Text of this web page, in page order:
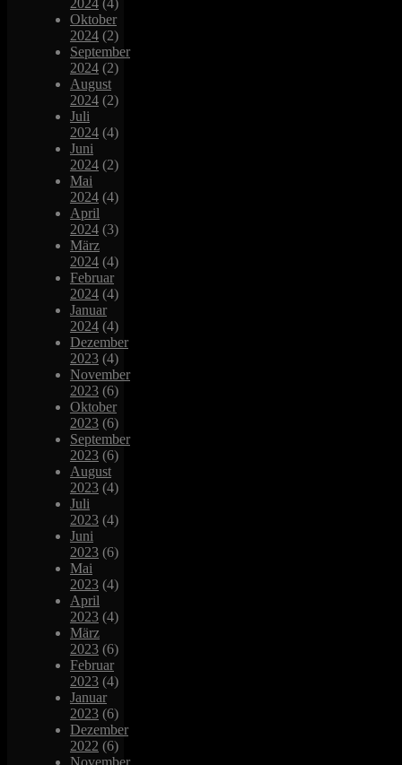
Oktober
2024 (2)
September
2024 (2)
August
2024 (2)
Juli
2024 (4)
Juni
2024 (2)
Mai
2024 (4)
April
2024 (3)
März
2024 (4)
Februar
2024 (4)
Januar
2024 (4)
Dezember
2023 (4)
November
2023 (6)
Oktober
2023 (6)
September
2023 (6)
August
2023 (4)
Juli
2023 (4)
Juni
2023 (6)
Mai
2023 (4)
April
2023 (4)
März
2023 (6)
Februar
2023 (4)
Januar
2023 (6)
Dezember
2022 (6)
November